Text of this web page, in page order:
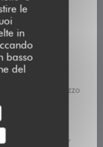
le
in
basso
del
disabili, Terrazzo
Buoni pasto,
Contanti, Visa,